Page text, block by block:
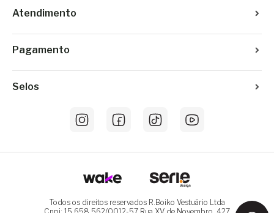
Atendimento
Pagamento
Selos
Todos os direitos reservados R.Boiko Vestuário Ltda